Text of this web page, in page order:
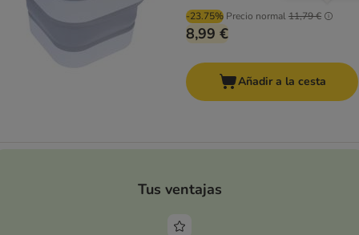
-23.75% Precio normal11,79 €
8,99 €
Añadir a la cesta
Tus ventajas